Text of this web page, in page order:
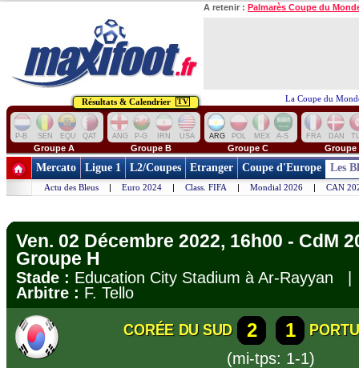
A retenir : Palmarès Coupe du
Résultats & Calendrier TV La Coupe du
P-B SEN EQU QAT ANG P-G IRN USA ARG POL MEX A-S FRA DAN
Groupe A Groupe B Groupe C Groupe
Mercato Ligue 1 L2/Coupes Etranger Coupe d'Europe Les
Actu des Bleus | Euro 2024 | Class. FIFA | Mondial 2026 | CAN
Ven. 02 Décembre 2022, 16h00 - CdM
Groupe H
Stade : Education City Stadium à Ar-
Arbitre : F. Tello
CORÉE DU SUD 2 1
(mi-tps: 1-1)